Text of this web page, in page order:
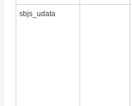
sbjs_udata